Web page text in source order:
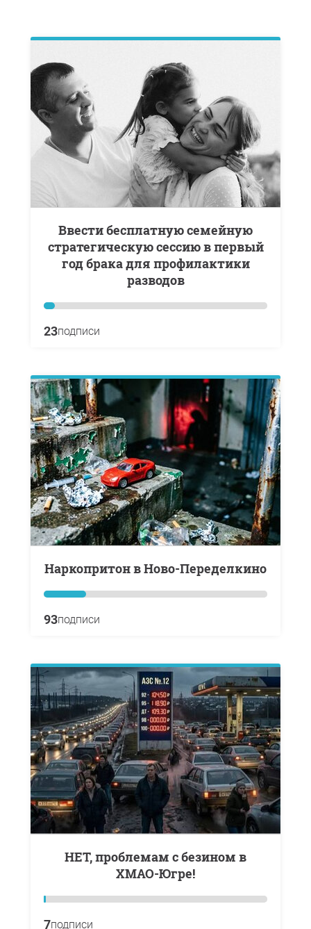
Ввести бесплатную семейную
стратегическую сессию в первый
год брака для профилактики
разводов
23подписи
Наркопритон в Ново-Переделкино
93подписи
НЕТ, проблемам с безином в
ХМАО-Югре!
7подписи